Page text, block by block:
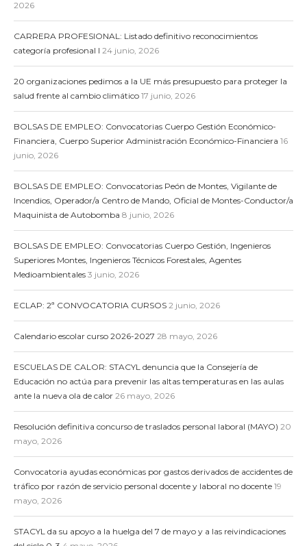
2026
CARRERA PROFESIONAL: Listado definitivo reconocimientos
categoría profesional I 24 junio, 2026
20 organizaciones pedimos a la UE más presupuesto para proteger la
salud frente al cambio climático 17 junio, 2026
BOLSAS DE EMPLEO: Convocatorias Cuerpo Gestión Económico-
Financiera, Cuerpo Superior Administración Económico-Financiera 16
junio, 2026
BOLSAS DE EMPLEO: Convocatorias Peón de Montes, Vigilante de
Incendios, Operador/a Centro de Mando, Oficial de Montes-Conductor/a
Maquinista de Autobomba 8 junio, 2026
BOLSAS DE EMPLEO: Convocatorias Cuerpo Gestión, Ingenieros
Superiores Montes, Ingenieros Técnicos Forestales, Agentes
Medioambientales 3 junio, 2026
ECLAP: 2ª CONVOCATORIA CURSOS 2 junio, 2026
Calendario escolar curso 2026-2027 28 mayo, 2026
ESCUELAS DE CALOR: STACYL denuncia que la Consejería de
Educación no actúa para prevenir las altas temperaturas en las aulas
ante la nueva ola de calor 26 mayo, 2026
Resolución definitiva concurso de traslados personal laboral (MAYO) 20
mayo, 2026
Convocatoria ayudas económicas por gastos derivados de accidentes de
tráfico por razón de servicio personal docente y laboral no docente 19
mayo, 2026
STACYL da su apoyo a la huelga del 7 de mayo y a las reivindicaciones